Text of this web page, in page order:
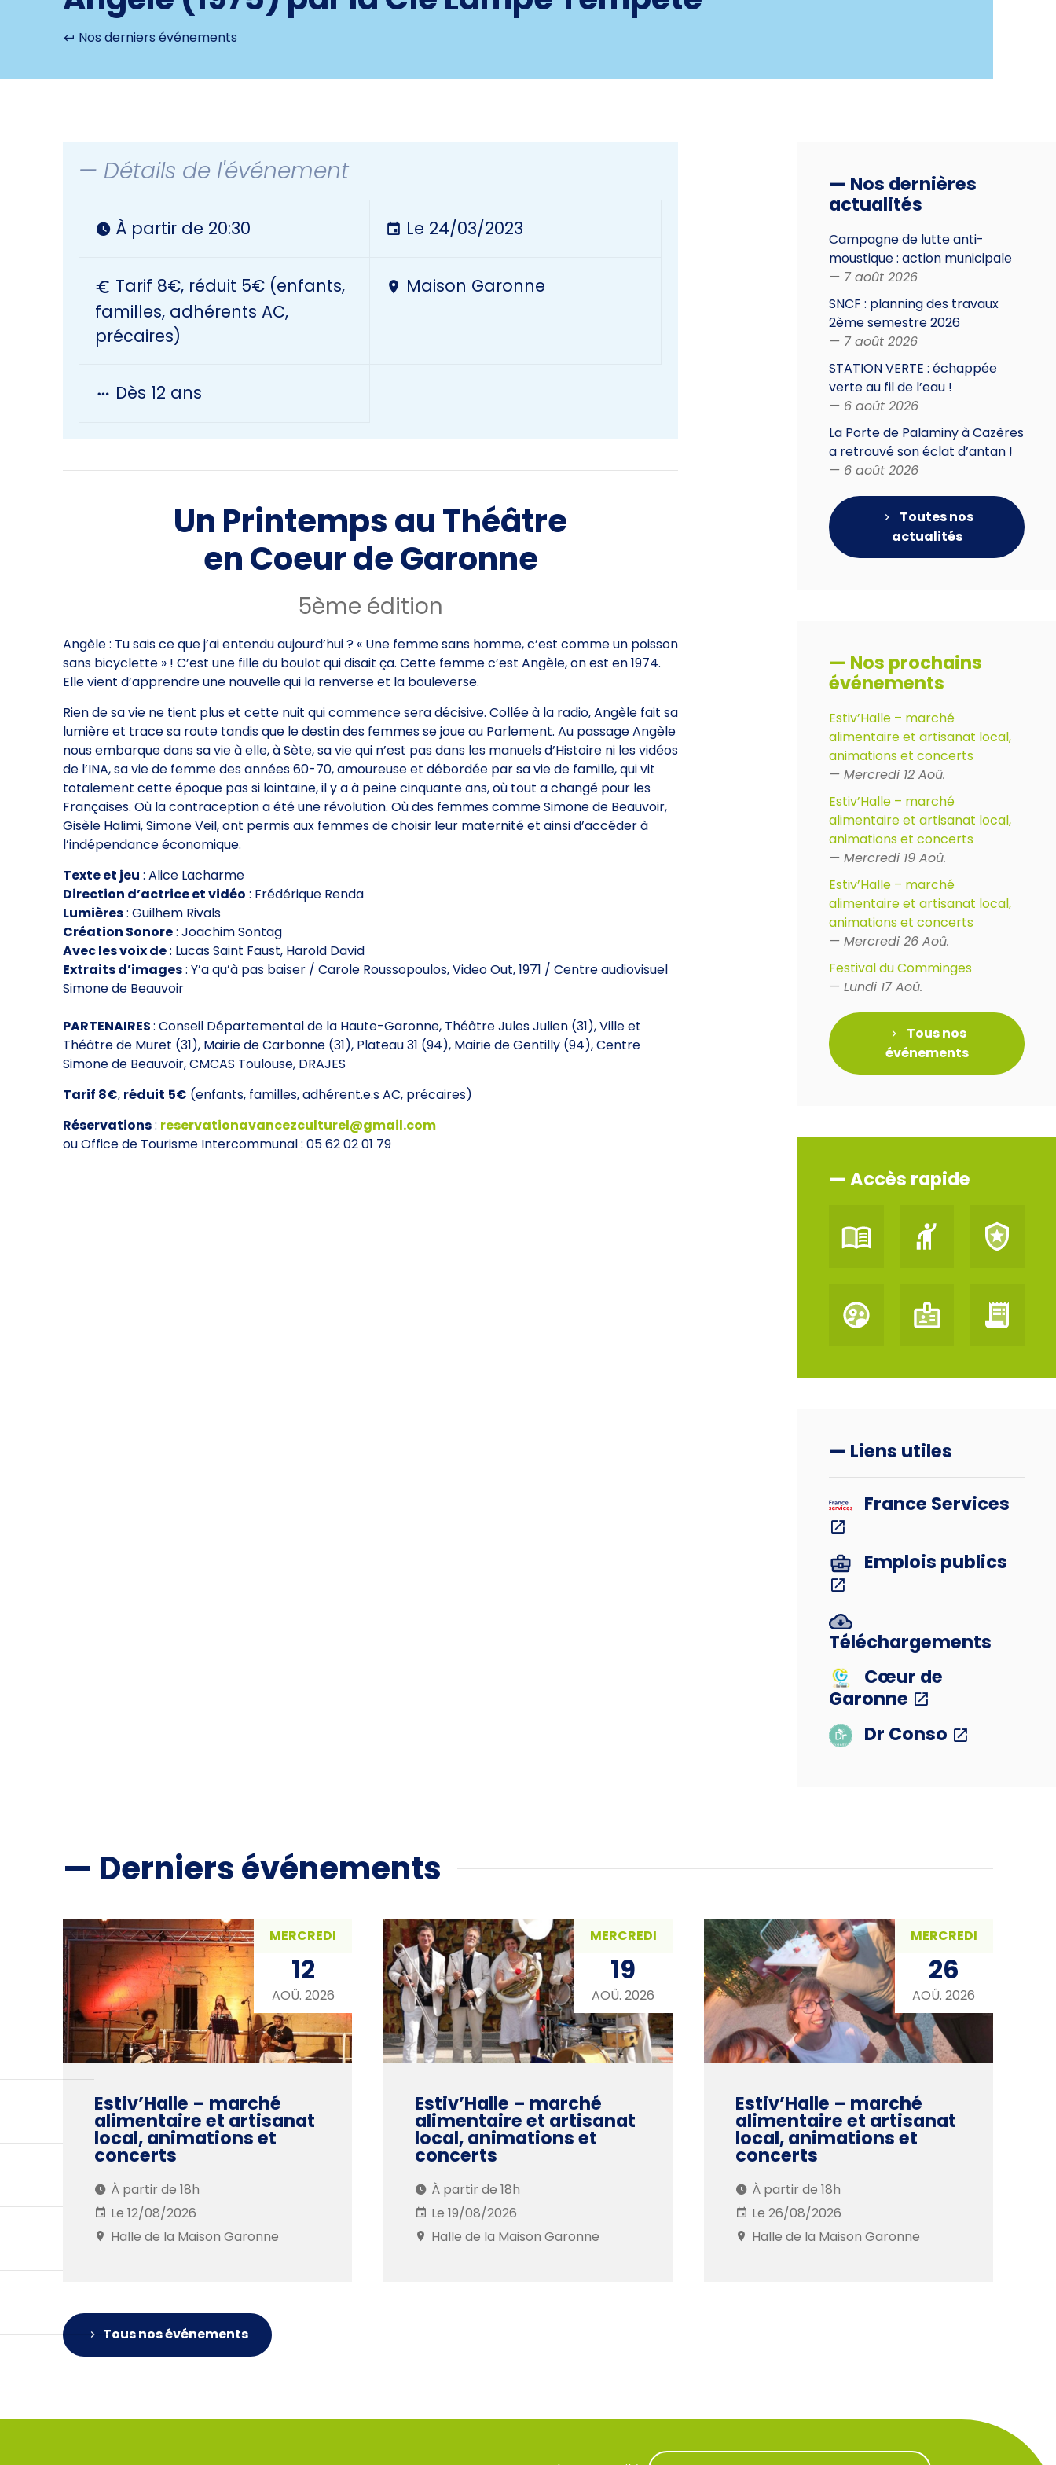
Nos derniers événements
— Détails de l'événement
À partir de 20:30 Le 24/03/2023
Tarif 8€, réduit 5€ (enfants,
familles, adhérents AC,
précaires)
Maison Garonne
Dès 12 ans
Un Printemps au Théâtre
en Coeur de Garonne
5ème édition
Angèle : Tu sais ce que j’ai entendu aujourd’hui ? « Une femme sans homme, c’est comme un poisson
sans bicyclette » ! C’est une fille du boulot qui disait ça. Cette femme c’est Angèle, on est en 1974.
Elle vient d’apprendre une nouvelle qui la renverse et la bouleverse.
Rien de sa vie ne tient plus et cette nuit qui commence sera décisive. Collée à la radio, Angèle fait sa
lumière et trace sa route tandis que le destin des femmes se joue au Parlement. Au passage Angèle
nous embarque dans sa vie à elle, à Sète, sa vie qui n’est pas dans les manuels d’Histoire ni les vidéos
de l’INA, sa vie de femme des années 60-70, amoureuse et débordée par sa vie de famille, qui vit
totalement cette époque pas si lointaine, il y a à peine cinquante ans, où tout a changé pour les
Françaises. Où la contraception a été une révolution. Où des femmes comme Simone de Beauvoir,
Gisèle Halimi, Simone Veil, ont permis aux femmes de choisir leur maternité et ainsi d’accéder à
l’indépendance économique.
Texte et jeu : Alice Lacharme
Direction d’actrice et vidéo : Frédérique Renda
Lumières: Guilhem Rivals
Création Sonore: Joachim Sontag
Avec les voix de: Lucas Saint Faust, Harold David
Extraits d’images: Y’a qu’à pas baiser / Carole Roussopoulos, Video Out, 1971 / Centre audiovisuel
Simone de Beauvoir
PARTENAIRES: Conseil Départemental de la Haute-Garonne, Théâtre Jules Julien (31), Ville et
Théâtre de Muret (31), Mairie de Carbonne (31), Plateau 31 (94), Mairie de Gentilly (94), Centre
Simone de Beauvoir, CMCAS Toulouse, DRAJES
Tarif 8€, réduit 5€ (enfants, familles, adhérent.e.s AC, précaires)
Réservations: reservationavancezculturel@gmail.com
ou Office de Tourisme Intercommunal : 05 62 02 01 79
— Nos dernières
actualités
Campagne de lutte anti-
moustique : action municipale
— 7 août 2026
SNCF : planning des travaux
2ème semestre 2026
— 7 août 2026
STATION VERTE : échappée
verte au fil de l’eau !
— 6 août 2026
La Porte de Palaminy à Cazères
a retrouvé son éclat d’antan !
— 6 août 2026
Toutes nos
actualités
— Nos prochains
événements
Estiv’Halle – marché
alimentaire et artisanat local,
animations et concerts
— Mercredi 12 Aoû.
Estiv’Halle – marché
alimentaire et artisanat local,
animations et concerts
— Mercredi 19 Aoû.
Estiv’Halle – marché
alimentaire et artisanat local,
animations et concerts
— Mercredi 26 Aoû.
Festival du Comminges
— Lundi 17 Aoû.
Tous nos
événements
— Accès rapide
— Liens utiles
France Services
Emplois publics
Téléchargements
Cœur de
Garonne
Dr Conso
— Derniers événements
MERCREDI
12
AOÛ. 2026
Estiv’Halle – marché
alimentaire et artisanat
local, animations et
concerts
À partir de 18h
Le 12/08/2026
Halle de la Maison Garonne
MERCREDI
19
AOÛ. 2026
Estiv’Halle – marché
alimentaire et artisanat
local, animations et
concerts
À partir de 18h
Le 19/08/2026
Halle de la Maison Garonne
MERCREDI
26
AOÛ. 2026
Estiv’Halle – marché
alimentaire et artisanat
local, animations et
concerts
À partir de 18h
Le 26/08/2026
Halle de la Maison Garonne
Tous nos événements